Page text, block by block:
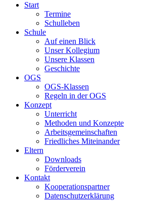
Start
Termine
Schulleben
Schule
Auf einen Blick
Unser Kollegium
Unsere Klassen
Geschichte
OGS
OGS-Klassen
Regeln in der OGS
Konzept
Unterricht
Methoden und Konzepte
Arbeitsgemeinschaften
Friedliches Miteinander
Eltern
Downloads
Förderverein
Kontakt
Kooperationspartner
Datenschutzerklärung